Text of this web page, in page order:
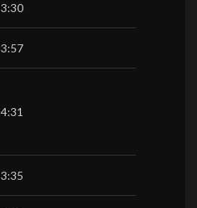
3:30
3:57
4:31
3:35